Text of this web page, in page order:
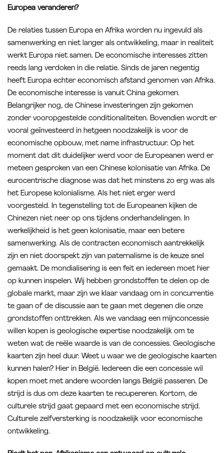
Europea veranderen?
De relaties tussen Europa en Afrika worden nu ingevuld als
samenwerking en niet langer als ontwikkeling, maar in realiteit
werkt Europa niet samen. De economische interesses zitten
reeds lang verdoken in die relatie. Sinds de jaren negentig
heeft Europa echter economisch afstand genomen van Afrika.
De economische interesse is vanuit China gekomen.
Belangrijker nog, de Chinese investeringen zijn gekomen
zonder vooropgestelde conditionaliteiten. Bovendien wordt er
vooral geïnvesteerd in hetgeen noodzakelijk is voor de
economische opbouw, met name infrastructuur. Op het
moment dat dit duidelijker werd voor de Europeanen werd er
meteen gesproken van een Chinese kolonisatie van Afrika. De
eurocentrische diagnose was dat het minstens zo erg was als
het Europese kolonialisme. Als het niet erger werd
voorgesteld. In tegenstelling tot de Europeanen kijken de
Chinezen niet neer op ons tijdens onderhandelingen. In
werkelijkheid is het geen kolonisatie, maar een betere
samenwerking. Als de contracten economisch aantrekkelijk
zijn en niet doorspekt zijn van paternalisme is de keuze snel
gemaakt. De mondialisering is een feit en iedereen moet hier
op kunnen inspelen. Wij hebben grondstoffen te delen op de
globale markt, maar zijn we klaar vandaag om in concurrentie
te gaan of de discussie aan te gaan met degenen die onze
grondstoffen onttrekken. Als we vandaag een mijnconcessie
willen kopen is geologische expertise noodzakelijk om te
weten wat de reële waarde is van de concessies. Geologische
kaarten zijn heel duur. Weet u waar we de geologische kaarten
kunnen halen? Hier in België. Iedereen die een concessie wil
kopen moet met andere woorden langs België passeren. De
strijd is dus om deze kaarten te recupereren. Kortom, de
culturele strijd gaat gepaard met een economische strijd.
Culturele zelfversterking is noodzakelijk voor economische
ontwikkeling.